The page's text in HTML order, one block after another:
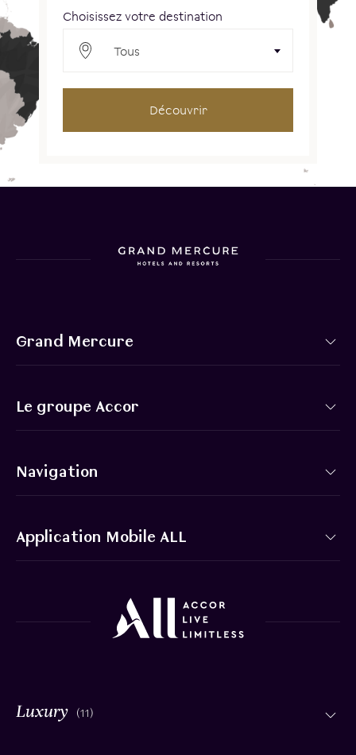
Choisissez votre destination
Tous
Découvrir
Grand Mercure
Le groupe Accor
Navigation
Application Mobile ALL
(11)